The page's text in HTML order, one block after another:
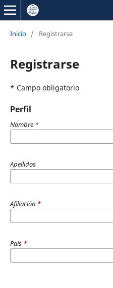
Inicio / Registrarse
Registrarse
* Campo obligatorio
Perfil
Nombre *
Apellidos
Afiliación *
País *